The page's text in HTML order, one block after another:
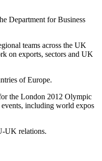
Department for Business
teams across the UK
on exports, sectors and UK
of Europe.
the London 2012 Olympic
including world expos
UK relations.